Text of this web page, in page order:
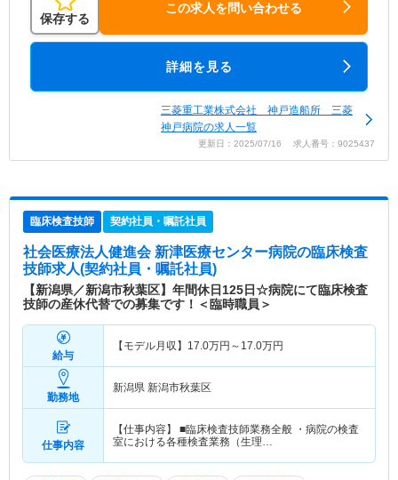
保存する
この求人を問い合わせる
詳細を見る
三菱重工業株式会社 神戸造船所 三菱
神戸病院の求人一覧
更新日：2025/07/16 求人番号：9025437
臨床検査技師 契約社員・嘱託社員
社会医療法人健進会 新津医療センター病院の臨床検査
技師求人(契約社員・嘱託社員)
【新潟県／新潟市秋葉区】年間休日125日☆病院にて臨床検査
技師の産休代替での募集です！＜臨時職員＞
給与
【モデル月収】 17.0万円～ 17.0万円
勤務地
新潟県 新潟市秋葉区
仕事内容
【仕事内容】 ■臨床検査技師業務全般 ・病院の検査
室における各種検査業務（生理…